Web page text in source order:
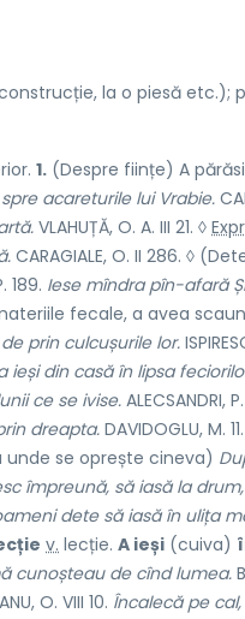
la o piesă etc.);
1. (Despre ființe) A
acareturile lui Vrabie.
VLAHUȚĂ, O. A. III 21. ◊
CARAGIALE, O. II 286. ◊
189. Iese mîndra pîn-afară
fecale, a avea
prin culcușurile lor.
din casă în lipsa
ce se ivise.
dreapta.DAVIDOGLU, M. 11.
se oprește cineva)
împreună, să iasă la
dete să iasă în ulița
v. lecție. A ieși (cuiva)
cunoșteau de cînd lumea.
O. VIII 10. Încalecă pe